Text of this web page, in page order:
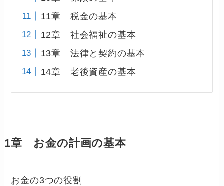
11章 税金の基本
12章 社会福祉の基本
13章 法律と契約の基本
14章 老後資産の基本
1章 お金の計画の基本
お金の3つの役割